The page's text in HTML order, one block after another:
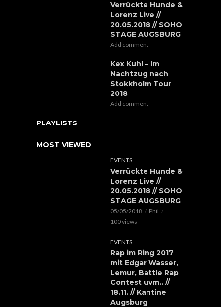
Verrückte Hunde &
Lorenz Live //
20.05.2018 // SOHO
STAGE AUGSBURG
Add comment
Kex Kuhl – Im
Nachtzug nach
Stokkholm Tour
2018
Add comment
PLAYLISTS
MOST VIEWED
EVENTS
Verrückte Hunde &
Lorenz Live //
20.05.2018 // SOHO
STAGE AUGSBURG
05/05/2018
Phil
100 views
EVENTS
Rap im Ring 2017
mit Edgar Wasser,
Lemur, Battle Rap
Contest uvm.. //
18.11. // Kantine
Augsburg